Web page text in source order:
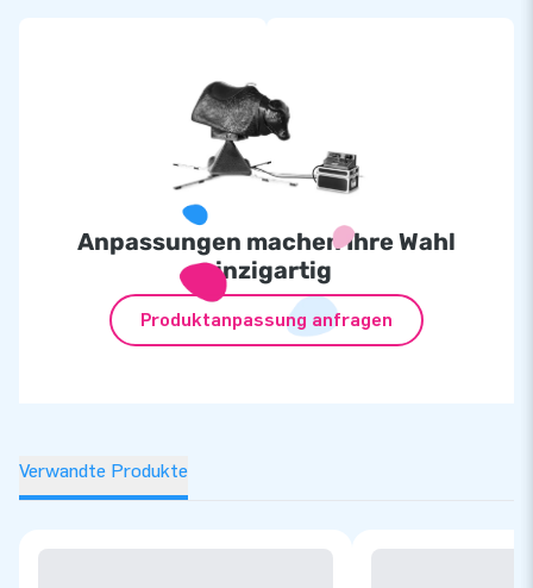
Anpassungen machen Ihre Wahl
einzigartig
Produktanpassung anfragen
Verwandte Produkte